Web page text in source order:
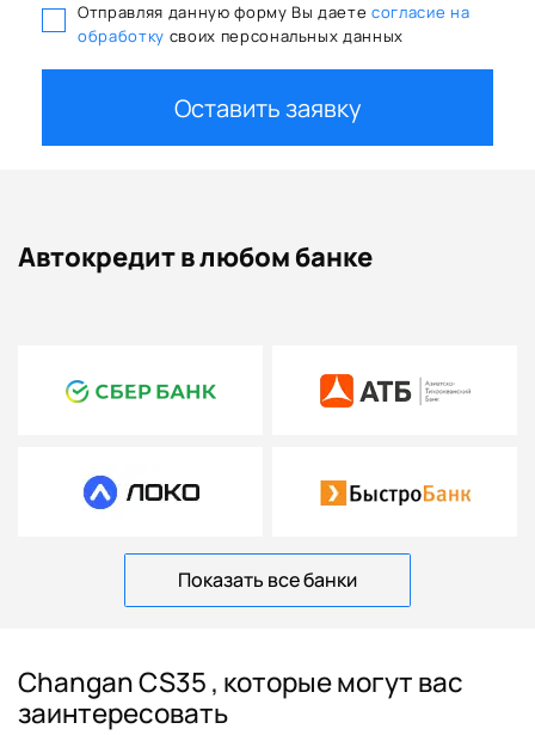
Отправляя данную форму Вы даете согласие на
обработку своих персональных данных
Оставить заявку
Автокредит в любом банке
Показать все банки
Changan CS35 , которые могут вас
заинтересовать